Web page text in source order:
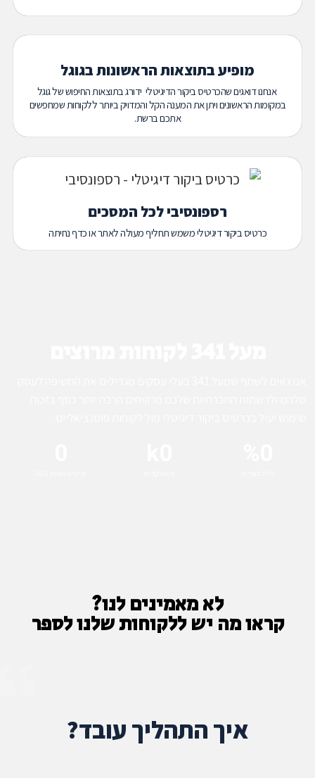
מופיע בתוצאות הראשונות בגוגל
אנחנו דואגים שהכרטיס ביקור הדיגיטלי ידורג בתוצאות החיפוש של גוגל
במקומות הראשונים ויתן את המענה הקל והמדויק ביותר ללקוחות שמחפשים
אתכם ברשת.
רספונסיבי לכל המסכים
כרטיס ביקור דיגיטלי משמש תחליף מעולה לאתר או כדף נחיתה
לא מאמינים לנו?
קראו מה יש ללקוחות שלנו לספר
איך התהליך עובד?